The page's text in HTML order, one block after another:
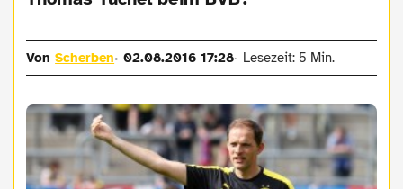
VonScherben 02.08.2016 17:28 Lesezeit: 5 Min.